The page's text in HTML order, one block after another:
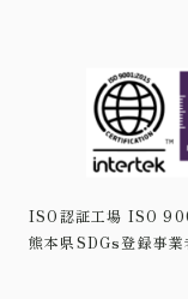
ISO認証工場 ISO
熊本県SDGs登録事業